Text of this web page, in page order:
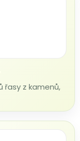
řasy z kamenů,